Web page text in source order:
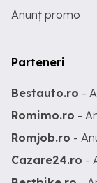
Anunț promo
Parteneri
Bestauto.ro -
Romimo.ro -
Romjob.ro -
Cazare24.ro -